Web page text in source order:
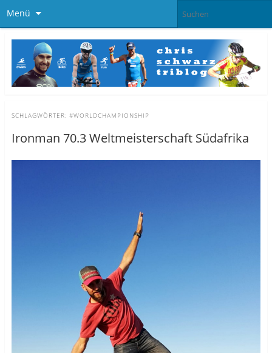
Menü
SCHLAGWÖRTER: #WORLDCHAMPIONSHIP
Ironman 70.3 Weltmeisterschaft Südafrika